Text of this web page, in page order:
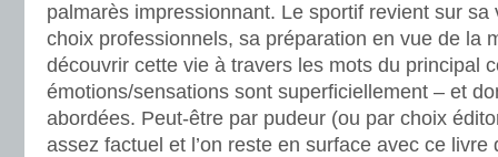
palmarès impressionnant. Le sportif revient sur sa
choix professionnels, sa préparation en vue de la
découvrir cette vie à travers les mots du principal
émotions/sensations sont superficiellement – et
abordées. Peut-être par pudeur (ou par choix
assez factuel et l’on reste en surface avec ce livre